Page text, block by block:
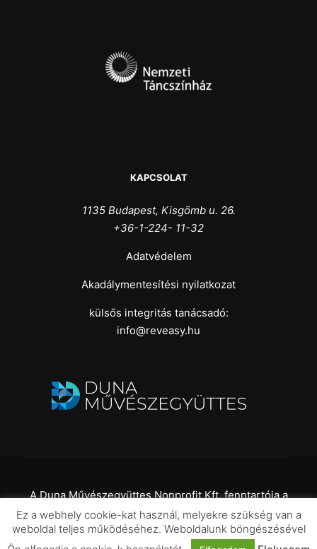
KAPCSOLAT
1135 Budapest, Kisgömb u. 26.
+36-1-224- 11-32
Adatvédelem
Akadálymentesítési nyilatkozat
külsős integritás tanácsadó:
info@reveasy.hu
A Duna Művészegyüttes Nonprofit Kft. fenntartója a
Kulturális és
Innovációs Minisztérium I Duna Művészegyüttes |
Ez a webhely cookie-kat használ, melyekre szükség van a
weboldal teljes működéséhez. Weboldalunk böngészésével